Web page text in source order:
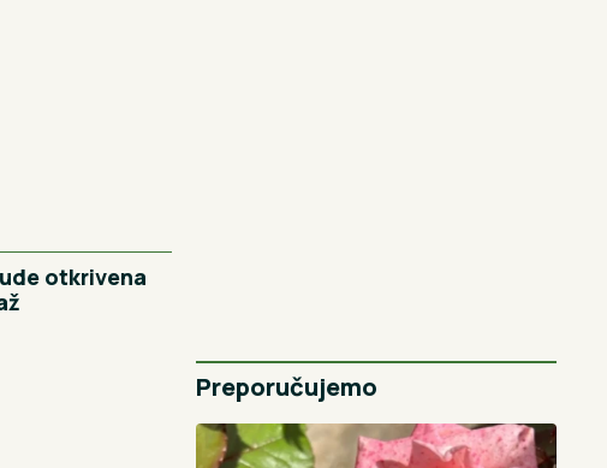
otkrivena
Preporučujemo